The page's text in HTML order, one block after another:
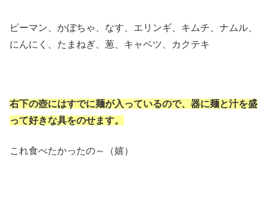
ピーマン、かぼちゃ、なす、エリンギ、キムチ、ナムル、
にんにく、たまねぎ、葱、キャベツ、カクテキ
右下の壺にはすでに麺が入っているので、器に麺と汁を盛
って好きな具をのせます。
これ食べたかったの～（嬉）